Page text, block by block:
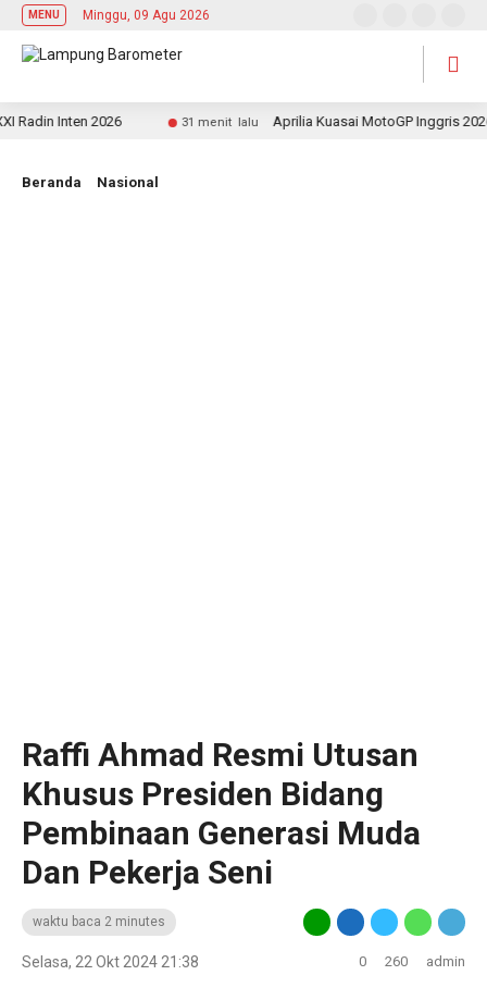
MENU Minggu, 09 Agu 2026
Inten 2026 31 menit lalu Aprilia Kuasai MotoGP Inggris 2026:
Beranda Nasional
Raffi Ahmad Resmi Utusan
Khusus Presiden Bidang
Pembinaan Generasi Muda
Dan Pekerja Seni
waktu baca 2 minutes
Selasa, 22 Okt 2024 21:38 0 260 admin